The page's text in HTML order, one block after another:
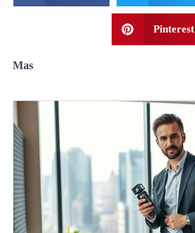
Pinterest
Mas